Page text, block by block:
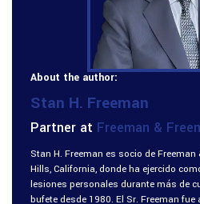
About the author:
Stan H. Freeman
Partner at Freeman &
Stan H. Freeman es socio de Freeman
Hills, California, donde ha ejercido
lesiones personales durante más de
bufete desde 1980. El Sr. Freeman